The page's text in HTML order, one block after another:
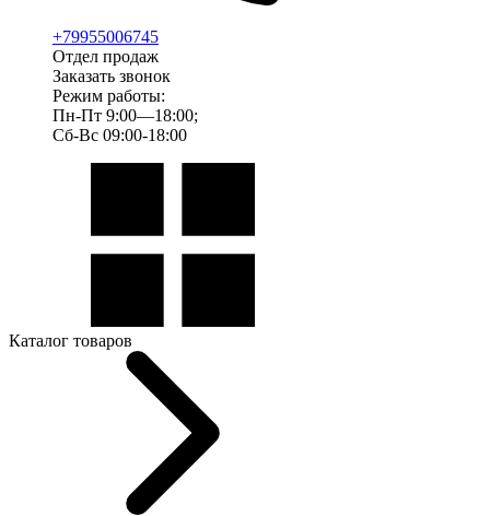
+79955006745
Отдел продаж
Заказать звонок
Режим работы:
Пн-Пт 9:00—18:00;
Сб-Вс 09:00-18:00
Каталог товаров